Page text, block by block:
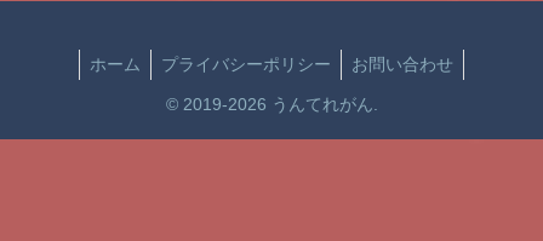
ホーム プライバシーポリシー お問い合わせ
© 2019-2026 うんてれがん.